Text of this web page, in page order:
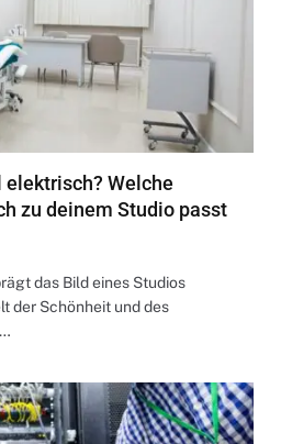
Welche
zu deinem Studio passt
das Bild eines Studios
der Schönheit und des